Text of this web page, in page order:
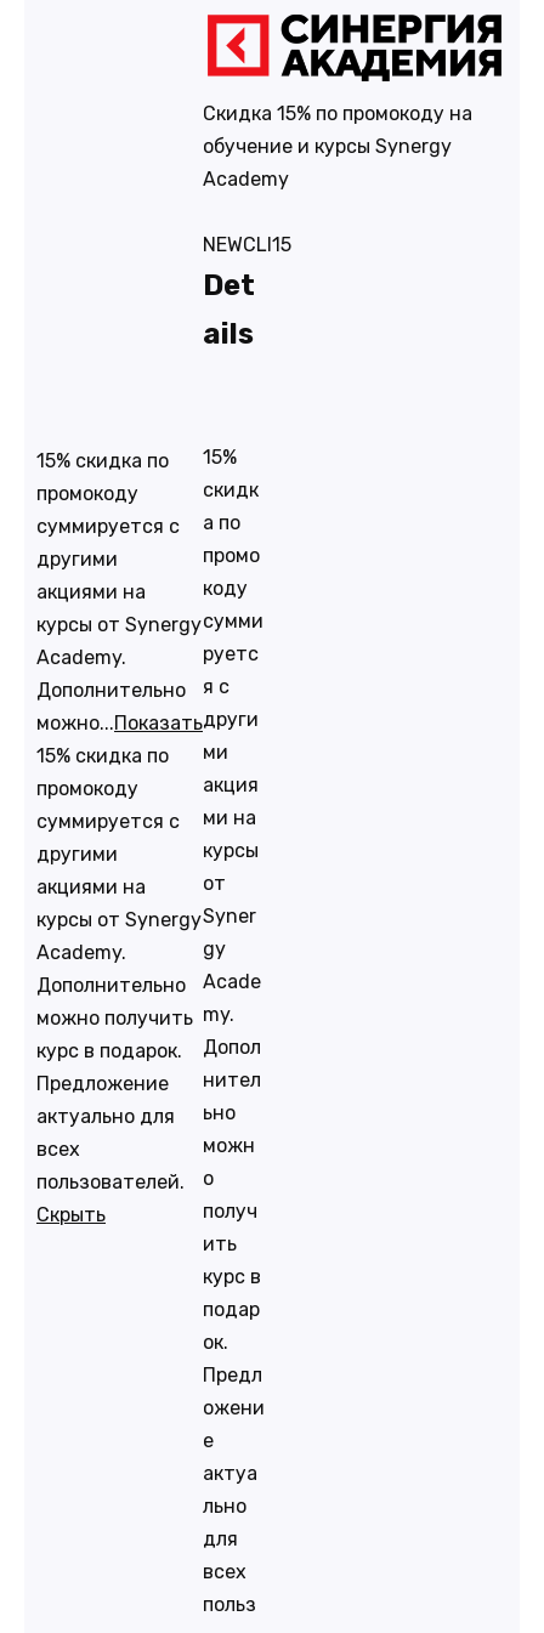
15% скидка по
промокоду
суммируется с
другими
акциями на
курсы от Synergy
Academy.
Дополнительно
можно...Показать
15% скидка по
промокоду
суммируется с
другими
акциями на
курсы от Synergy
Academy.
Дополнительно
можно получить
курс в подарок.
Предложение
актуально для
всех
пользователей.
Скрыть
Скидка 15% по промокоду на
обучение и курсы Synergy
Academy
NEWCLI15
Det
ails
15%
скидк
а по
промо
коду
сумми
руетс
я с
други
ми
акция
ми на
курсы
от
Syner
gy
Acade
my.
Допол
нител
ьно
можн
о
получ
ить
курс в
подар
ок.
Предл
ожени
е
актуа
льно
для
всех
польз